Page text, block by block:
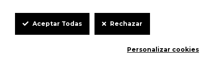
Cookie
Box
Aceptar Todas Rechazar
Personalizar cookies